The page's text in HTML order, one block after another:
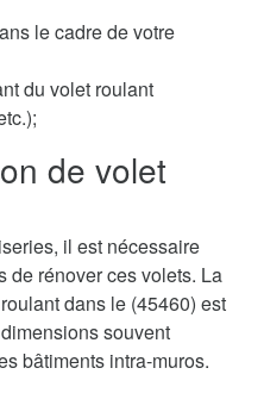
le cadre de votre
du volet roulant
de volet
il est nécessaire
de rénover ces volets. La
dans le (45460) est
souvent
bâtiments intra-muros.